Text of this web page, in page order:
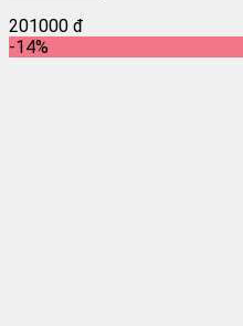
201000 đ
-14%